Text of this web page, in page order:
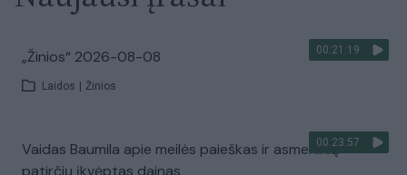
00:21:19
„Žinios“ 2026-08-08
Laidos Žinios
00:23:57
Vaidas Baumila apie meilės paieškas ir asmeninių
patirčių įkvėptas dainas